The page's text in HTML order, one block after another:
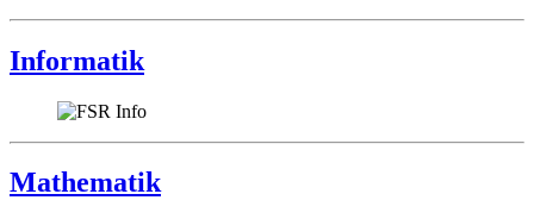
Informatik
Mathematik